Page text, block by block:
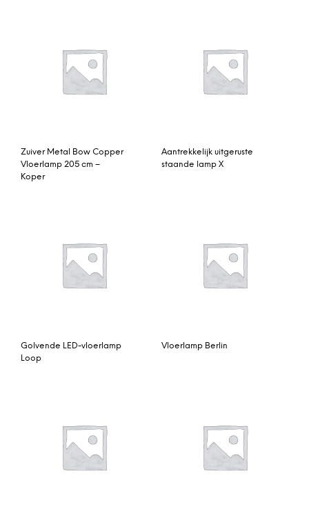
Zuiver Metal Bow Copper
Vloerlamp 205 cm –
Koper
Aantrekkelijk uitgeruste
staande lamp X
Golvende LED-vloerlamp
Loop
Vloerlamp Berlin